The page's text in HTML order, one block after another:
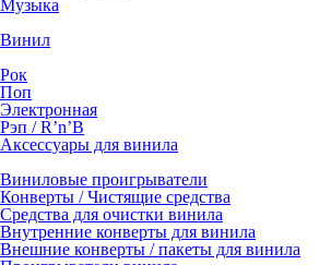
Музыка
Винил
Рок
Поп
Электронная
Рэп / R’n’B
Аксессуары для винила
Виниловые проигрыватели
Конверты / Чистящие средства
Средства для очистки винила
Внутренние конверты для винила
Внешние конверты / пакеты для винила